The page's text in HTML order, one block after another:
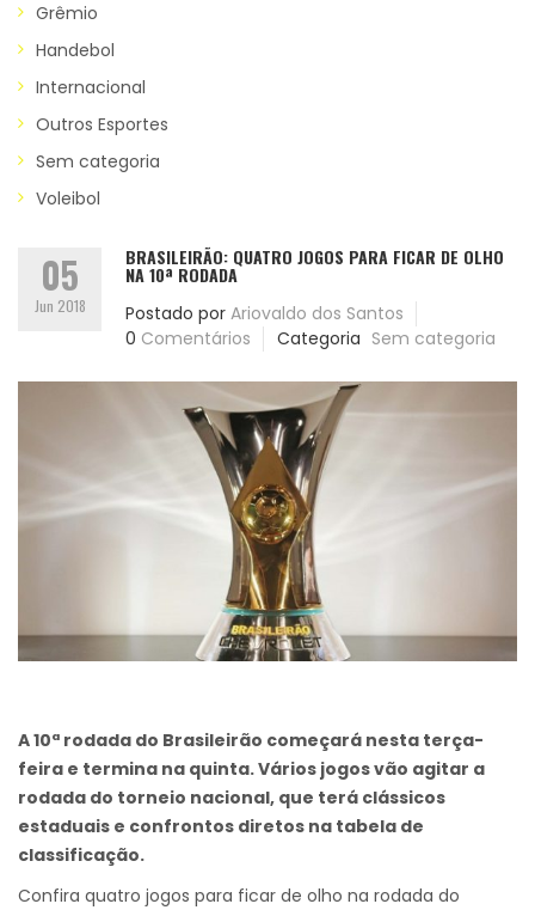
Grêmio
Handebol
Internacional
Outros Esportes
Sem categoria
Voleibol
05
Jun 2018
BRASILEIRÃO: QUATRO JOGOS PARA FICAR DE OLHO
NA 10ª RODADA
Postado por Ariovaldo dos Santos
0 Comentários Categoria Sem categoria
A 10ª rodada do Brasileirão começará nesta terça-
feira e termina na quinta. Vários jogos vão agitar a
rodada do torneio nacional, que terá clássicos
estaduais e confrontos diretos na tabela de
classificação.
Confira quatro jogos para ficar de olho na rodada do